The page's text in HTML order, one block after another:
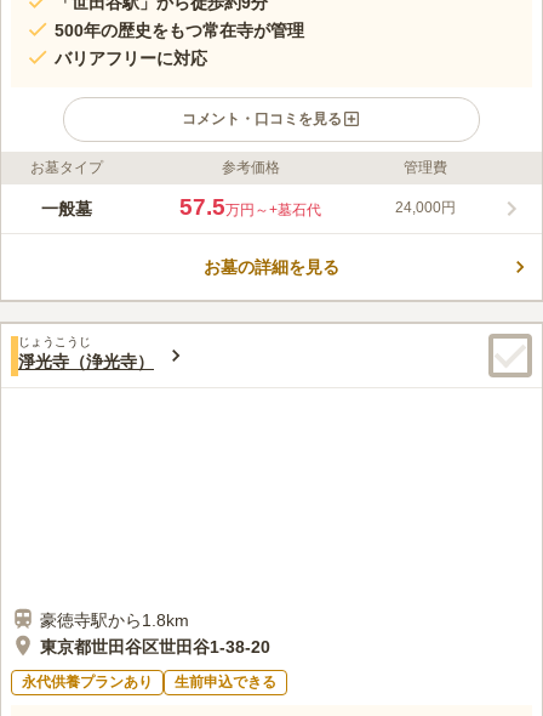
500年の歴史をもつ常在寺が管理
バリアフリーに対応
コメント・口コミを見る
ライフドット編集部のコメント
500年の歴史をもつ、伝統と格式のある常在寺が管理する霊園で
ので本堂や法要施設がある、休憩所やトイレなど、設備も充実し
口コミ評価
この霊園はまだ誰からも評価されていません。
お墓タイプ 参考価格 管理費
一般墓 57.5万円～+墓石代 24,000円
お墓の詳細を見る
じょうこうじ
淨光寺（浄光寺）
豪徳寺駅から1.8km
東京都世田谷区世田谷1-38-20
永代供養プランあり 生前申込できる